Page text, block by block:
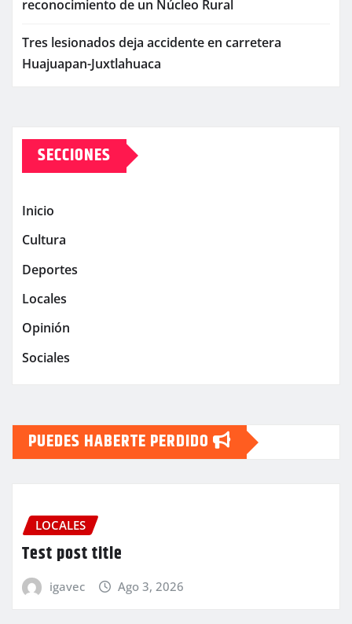
reconocimiento de un Núcleo Rural
Tres lesionados deja accidente en carretera
Huajuapan-Juxtlahuaca
SECCIONES
Inicio
Cultura
Deportes
Locales
Opinión
Sociales
PUEDES HABERTE PERDIDO
LOCALES
Test post title
igavec Ago 3, 2026